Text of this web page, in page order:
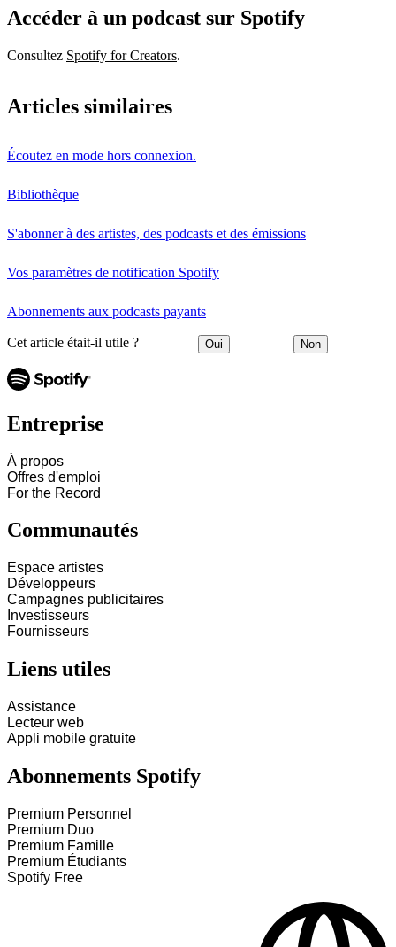
Accéder à un podcast sur Spotify
Consultez Spotify for Creators.
Articles similaires
Écoutez en mode hors connexion.
Bibliothèque
S'abonner à des artistes, des podcasts et des émissions
Vos paramètres de notification Spotify
Abonnements aux podcasts payants
Cet article était-il utile ? Oui Non
Entreprise
À propos
Offres d'emploi
For the Record
Communautés
Espace artistes
Développeurs
Campagnes publicitaires
Investisseurs
Fournisseurs
Liens utiles
Assistance
Lecteur web
Appli mobile gratuite
Abonnements Spotify
Premium Personnel
Premium Duo
Premium Famille
Premium Étudiants
Spotify Free